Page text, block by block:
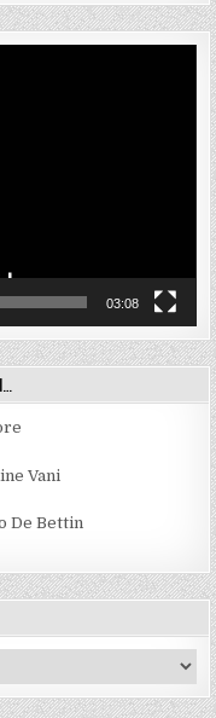
03:08
Vani
De Bettin